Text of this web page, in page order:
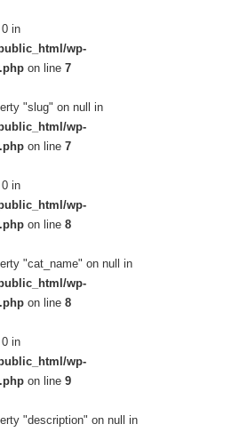
in
wp-
on line 7
"slug" on null in
wp-
on line 7
in
wp-
on line 8
"cat_name" on null in
wp-
on line 8
in
wp-
on line 9
"description" on null in